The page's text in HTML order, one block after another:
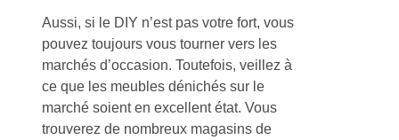
Aussi, si le DIY n’est pas votre fort, vous
pouvez toujours vous tourner vers les
marchés d’occasion. Toutefois, veillez à
ce que les meubles dénichés sur le
marché soient en excellent état. Vous
trouverez de nombreux magasins de